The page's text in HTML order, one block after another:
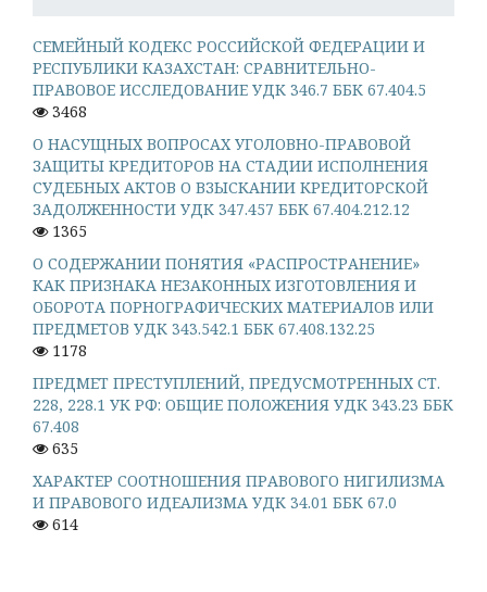
СЕМЕЙНЫЙ КОДЕКС РОССИЙСКОЙ ФЕДЕРАЦИИ И
РЕСПУБЛИКИ КАЗАХСТАН: СРАВНИТЕЛЬНО-
ПРАВОВОЕ ИССЛЕДОВАНИЕ УДК 346.7 ББК 67.404.5
3468
О НАСУЩНЫХ ВОПРОСАХ УГОЛОВНО-ПРАВОВОЙ
ЗАЩИТЫ КРЕДИТОРОВ НА СТАДИИ ИСПОЛНЕНИЯ
СУДЕБНЫХ АКТОВ О ВЗЫСКАНИИ КРЕДИТОРСКОЙ
ЗАДОЛЖЕННОСТИ УДК 347.457 ББК 67.404.212.12
1365
О СОДЕРЖАНИИ ПОНЯТИЯ «РАСПРОСТРАНЕНИЕ»
КАК ПРИЗНАКА НЕЗАКОННЫХ ИЗГОТОВЛЕНИЯ И
ОБОРОТА ПОРНОГРАФИЧЕСКИХ МАТЕРИАЛОВ ИЛИ
ПРЕДМЕТОВ УДК 343.542.1 ББК 67.408.132.25
1178
ПРЕДМЕТ ПРЕСТУПЛЕНИЙ, ПРЕДУСМОТРЕННЫХ СТ.
228, 228.1 УК РФ: ОБЩИЕ ПОЛОЖЕНИЯ УДК 343.23 ББК
67.408
635
ХАРАКТЕР СООТНОШЕНИЯ ПРАВОВОГО НИГИЛИЗМА
И ПРАВОВОГО ИДЕАЛИЗМА УДК 34.01 ББК 67.0
614